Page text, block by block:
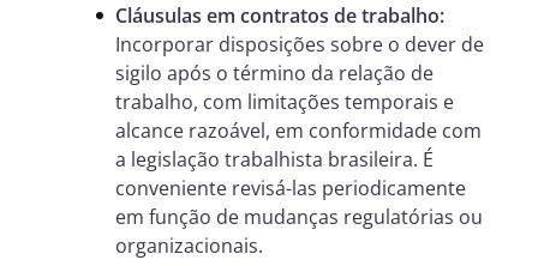
Cláusulas em contratos de trabalho:
Incorporar disposições sobre o dever de
sigilo após o término da relação de
trabalho, com limitações temporais e
alcance razoável, em conformidade com
a legislação trabalhista brasileira. É
conveniente revisá-las periodicamente
em função de mudanças regulatórias ou
organizacionais.